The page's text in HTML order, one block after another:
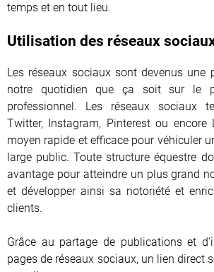
temps et en tout lieu.
Utilisation des réseaux
Les réseaux sociaux sont devenus une
notre quotidien que ça soit sur le
professionnel. Les réseaux sociaux
Twitter, Instagram, Pinterest ou encore
moyen rapide et efficace pour véhiculer
large public. Toute structure équestre
avantage pour atteindre un plus grand
et développer ainsi sa notoriété et
clients.
Grâce au partage de publications et
pages de réseaux sociaux, un lien direct